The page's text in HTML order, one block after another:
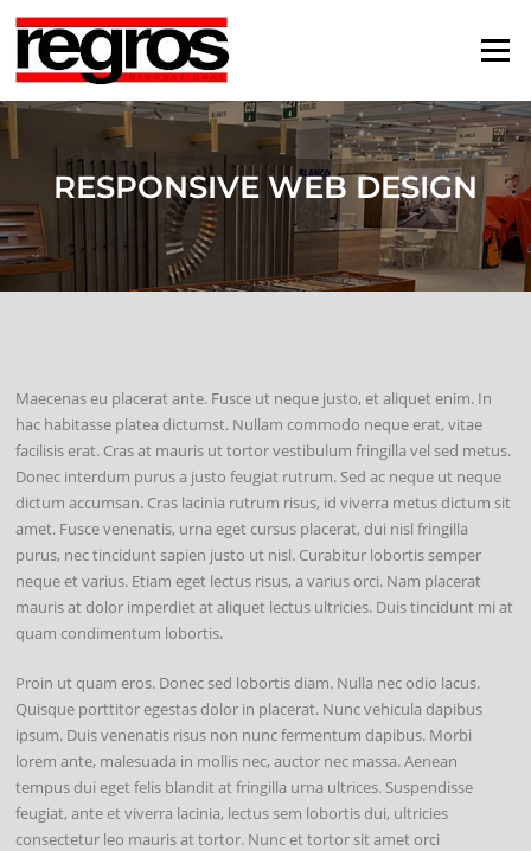
Zum
Inhalt
springen
Menü
RESPONSIVE WEB DESIGN
Maecenas eu placerat ante. Fusce ut neque justo, et aliquet enim. In
hac habitasse platea dictumst. Nullam commodo neque erat, vitae
facilisis erat. Cras at mauris ut tortor vestibulum fringilla vel sed metus.
Donec interdum purus a justo feugiat rutrum. Sed ac neque ut neque
dictum accumsan. Cras lacinia rutrum risus, id viverra metus dictum sit
amet. Fusce venenatis, urna eget cursus placerat, dui nisl fringilla
purus, nec tincidunt sapien justo ut nisl. Curabitur lobortis semper
neque et varius. Etiam eget lectus risus, a varius orci. Nam placerat
mauris at dolor imperdiet at aliquet lectus ultricies. Duis tincidunt mi at
quam condimentum lobortis.
Proin ut quam eros. Donec sed lobortis diam. Nulla nec odio lacus.
Quisque porttitor egestas dolor in placerat. Nunc vehicula dapibus
ipsum. Duis venenatis risus non nunc fermentum dapibus. Morbi
lorem ante, malesuada in mollis nec, auctor nec massa. Aenean
tempus dui eget felis blandit at fringilla urna ultrices. Suspendisse
feugiat, ante et viverra lacinia, lectus sem lobortis dui, ultricies
consectetur leo mauris at tortor. Nunc et tortor sit amet orci